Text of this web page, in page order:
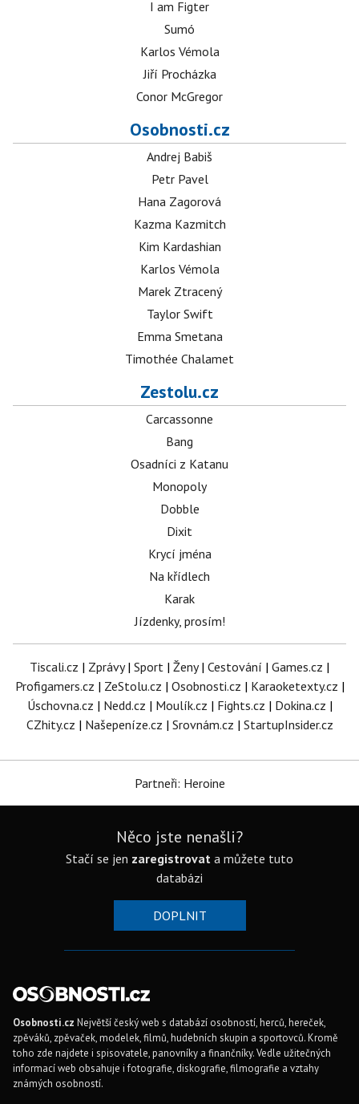
I am Figter
Sumó
Karlos Vémola
Jiří Procházka
Conor McGregor
Osobnosti.cz
Andrej Babiš
Petr Pavel
Hana Zagorová
Kazma Kazmitch
Kim Kardashian
Karlos Vémola
Marek Ztracený
Taylor Swift
Emma Smetana
Timothée Chalamet
Zestolu.cz
Carcassonne
Bang
Osadníci z Katanu
Monopoly
Dobble
Dixit
Krycí jména
Na křídlech
Karak
Jízdenky, prosím!
Tiscali.cz | Zprávy| Sport | Ženy| Cestování | Games.cz |
Profigamers.cz | ZeStolu.cz | Osobnosti.cz | Karaoketexty.cz |
Úschovna.cz | Nedd.cz | Moulík.cz | Fights.cz | Dokina.cz |
CZhity.cz | Našepeníze.cz | Srovnám.cz | StartupInsider.cz
Partneři: Heroine
Něco jste nenašli?
Stačí se jen zaregistrovat a můžete tuto
databázi
DOPLNIT
Osobnosti.cz Největší český web s databází osobností, herců, hereček,
zpěváků, zpěvaček, modelek, filmů, hudebních skupin a sportovců. Kromě
toho zde najdete i spisovatele, panovníky a finančníky. Vedle užitečných
informací web obsahuje i fotografie, diskografie, filmografie a vztahy
známých osobností.